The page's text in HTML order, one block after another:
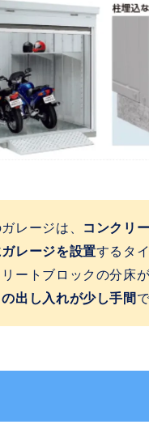
レージは、
コンクリ
レージを設置するタ
ートブロックの分床
出し入れが少し手間